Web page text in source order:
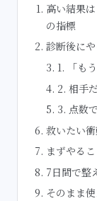
高い結果
の指標
診断後に
1. 「も
2. 相手
3. 点数
救いたい
まずやる
7日間で整
そのまま